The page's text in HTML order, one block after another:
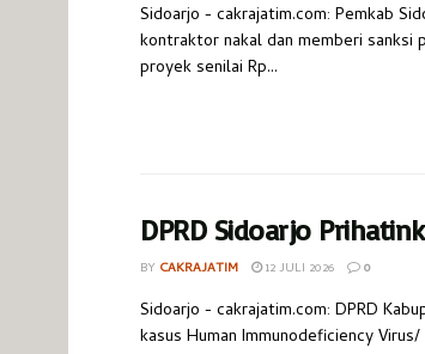
Sidoarjo - cakrajatim.com: Pemkab
kontraktor nakal dan memberi sanksi
proyek senilai Rp...
DPRD Sidoarjo
BY CAKRAJATIM 12 JULI 2026 0
Sidoarjo - cakrajatim.com: DPRD
kasus Human Immunodeficiency